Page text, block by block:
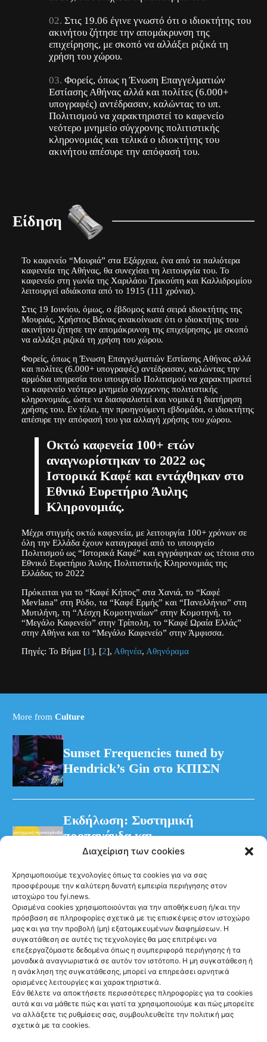
Διαχείριση των cookies
Χρησιμοποιούμε τεχνολογίες όπως τα cookies για να σας
προσφέρουμε την καλύτερη δυνατή εμπειρία περιήγησης στον
ιστοχώρο του fyi.news.
Ορισμένα cookies χρησιμοποιούνται για την αποθήκευση ή/και την
πρόσβαση σε πληροφορίες σχετικά με τις επισκέψεις στον ιστοχώρο
μας και για την προβολή (μη) εξατομικευμένων διαφημίσεων. Η
συγκατάθεση σε αυτές τις τεχνολογίες θα μας επιτρέψει να
επεξεργαζόμαστε δεδομένα όπως η συμπεριφορά περιήγησης ή τα
μοναδικά αναγνωριστικά σε αυτόν τον ιστότοπο. Η μη συγκατάθεση ή
η ανάκληση της συγκατάθεσης, μπορεί να επηρεάσει αρνητικά
ορισμένες λειτουργίες και χαρακτηριστικά.
Εάν θέλετε να αποκτήσετε περισσότερες πληροφορίες για τα cookies
αυτά και να μάθετε πώς και γιατί τα χρησιμοποιούμε και πώς μπορείτε
να αλλάξετε τις ρυθμίσεις σας, συμβουλευθείτε την πολιτική μας
σχετικά με τα cookies.
Στις 19.06 έγινε γνωστό ότι ο ιδιοκτήτης του
ακινήτου ζήτησε την απομάκρυνση της
επιχείρησης, με σκοπό να αλλάξει ριζικά τη
χρήση του χώρου.
Φορείς, όπως η Ένωση Επαγγελματιών
Εστίασης Αθήνας αλλά και πολίτες (6.000+
υπογραφές) αντέδρασαν, καλώντας το υπ.
Πολιτισμού να χαρακτηριστεί το καφενείο
νεότερο μνημείο σύγχρονης πολιτιστικής
κληρονομιάς και τελικά ο ιδιοκτήτης του
ακινήτου απέσυρε την απόφασή του.
Είδηση
Το καφενείο “Μουριά” στα Εξάρχεια, ένα από τα παλιότερα
καφενεία της Αθήνας, θα συνεχίσει τη λειτουργία του. Το
καφενείο στη γωνία της Χαριλάου Τρικούπη και Καλλιδρομίου
λειτουργεί αδιάκοπα από το 1915 (111 χρόνια).
Στις 19 Ιουνίου, όμως, ο έβδομος κατά σειρά ιδιοκτήτης της
Μουριάς, Χρήστος Βάνας ανακοίνωσε ότι ο ιδιοκτήτης του
ακινήτου ζήτησε την απομάκρυνση της επιχείρησης, με σκοπό
να αλλάξει ριζικά τη χρήση του χώρου.
Φορείς, όπως η Ένωση Επαγγελματιών Εστίασης Αθήνας αλλά
και πολίτες (6.000+ υπογραφές) αντέδρασαν, καλώντας την
αρμόδια υπηρεσία του υπουργείο Πολιτισμού να χαρακτηριστεί
το καφενείο νεότερο μνημείο σύγχρονης πολιτιστικής
κληρονομιάς, ώστε να διασφαλιστεί και νομικά η διατήρηση
χρήσης του. Εν τέλει, την προηγούμενη εβδομάδα, ο ιδιοκτήτης
απέσυρε την απόφασή του για αλλαγή χρήσης του χώρου.
Οκτώ καφενεία 100+ ετών
αναγνωρίστηκαν το 2022 ως
Ιστορικά Καφέ και εντάχθηκαν στο
Εθνικό Ευρετήριο Άυλης
Κληρονομιάς.
Μέχρι στιγμής οκτώ καφενεία, με λειτουργία 100+ χρόνων σε
όλη την Ελλάδα έχουν καταγραφεί από το υπουργείο
Πολιτισμού ως “Ιστορικά Καφέ” και εγγράφηκαν ως τέτοια στο
Εθνικό Ευρετήριο Άυλης Πολιτιστικής Κληρονομιάς της
Ελλάδας το 2022
Πρόκειται για το “Καφέ Κήπος” στα Χανιά, το “Καφέ
Mevlana” στη Ρόδο, τα “Καφέ Ερμής” και “Πανελλήνιο” στη
Μυτιλήνη, τη “Λέσχη Κομοτηναίων” στην Κομοτηνή, το
“Μεγάλο Καφενείο” στην Τρίπολη, το “Καφέ Ωραία Ελλάς”
στην Αθήνα και το “Μεγάλο Καφενείο” στην Άμφισσα.
Πηγές: Το Βήμα [1], [2], Αθηνέα, Αθηνόραμα
More from Culture
Sunset Frequencies tuned by
Hendrick’s Gin στο ΚΠΙΣΝ
Εκδήλωση: Συστημική
προπαγάνδα και
παραπληροφόρηση – η
Προσφυγικών
Ακολούθησέ μας